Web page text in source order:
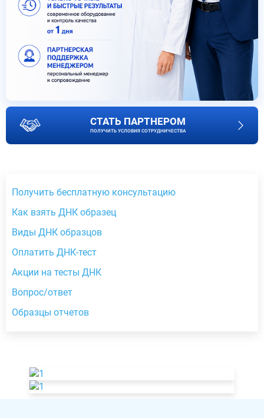
СТАТЬ ПАРТНЕРОМ
ПОЛУЧИТЬ УСЛОВИЯ СОТРУДНИЧЕСТВА
Получить бесплатную консультацию
Как взять ДНК образец
Виды ДНК образцов
Оплатить ДНК-тест
Акции на тесты ДНК
Вопрос/ответ
Образцы отчетов